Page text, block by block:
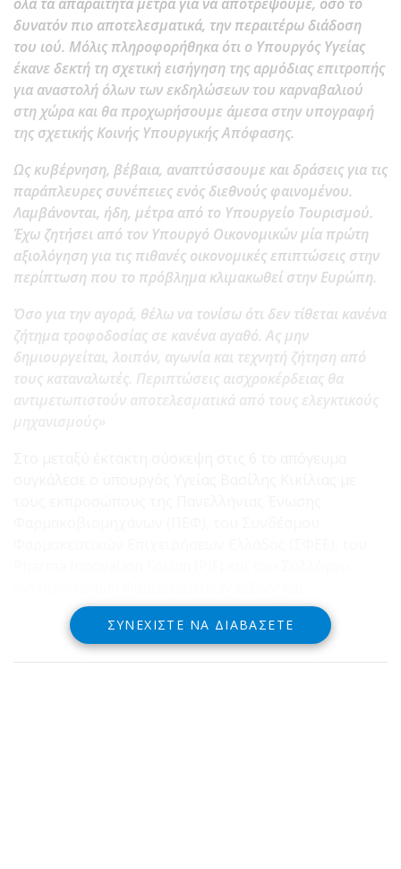
δυνατόν πιο αποτελεσματικά, την περαιτέρω διάδοση
του ιού. Μόλις πληροφορήθηκα ότι ο Υπουργός Υγείας
έκανε δεκτή τη σχετική εισήγηση της αρμόδιας επιτροπής
για αναστολή όλων των εκδηλώσεων του καρναβαλιού
στη χώρα και θα προχωρήσουμε άμεσα στην υπογραφή
της σχετικής Κοινής Υπουργικής Απόφασης.
Ως κυβέρνηση, βέβαια, αναπτύσσουμε και δράσεις για τις
παράπλευρες συνέπειες ενός διεθνούς φαινομένου.
Λαμβάνονται, ήδη, μέτρα από το Υπουργείο Τουρισμού.
Έχω ζητήσει από τον Υπουργό Οικονομικών μία πρώτη
αξιολόγηση για τις πιθανές οικονομικές επιπτώσεις στην
περίπτωση που το πρόβλημα κλιμακωθεί στην Ευρώπη.
Όσο για την αγορά, θέλω να τονίσω ότι δεν τίθεται κανένα
ζήτημα τροφοδοσίας σε κανένα αγαθό. Ας μην
δημιουργείται, λοιπόν, αγωνία και τεχνητή ζήτηση από
τους καταναλωτές. Περιπτώσεις αισχροκέρδειας θα
αντιμετωπιστούν αποτελεσματικά από τους ελεγκτικούς
Ειδικοτήτων (ΣΑΦΕΕ) για τον κορωνοϊό.
ΣΥΝΕΧΊΣΤΕ ΝΑ ΔΙΑΒΆΣΕΤΕ